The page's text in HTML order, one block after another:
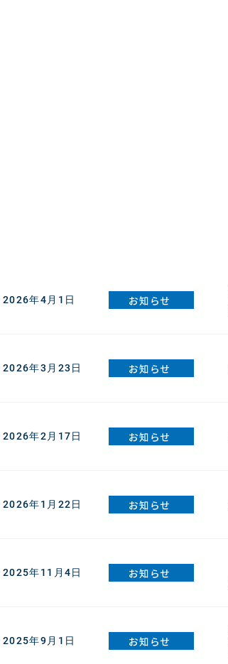
2026年4月1日 お知らせ
2026年3月23日 お知らせ
2026年2月17日 お知らせ
2026年1月22日 お知らせ
2025年11月4日 お知らせ
2025年9月1日 お知らせ